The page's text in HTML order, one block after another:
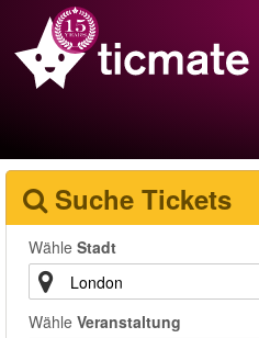
Suche Tickets
Wähle Stadt
Wähle Veranstaltung